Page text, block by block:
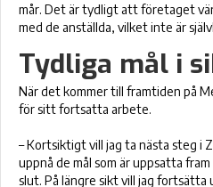
mår. Det är tydligt att företaget
med de anställda, vilket inte är
Tydliga mål i
När det kommer till framtiden på
för sitt fortsatta arbete.
– Kortsiktigt vill jag ta nästa steg i
uppnå de mål som är uppsatta
slut. På längre sikt vill jag